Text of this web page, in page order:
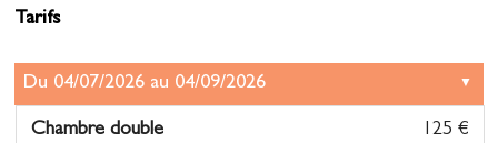
Tarifs
Chambre double 125 €